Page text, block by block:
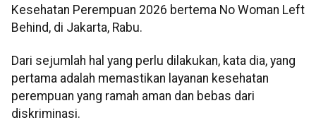
Kesehatan Perempuan 2026 bertema No Woman Left
Behind, di Jakarta, Rabu.
Dari sejumlah hal yang perlu dilakukan, kata dia, yang
pertama adalah memastikan layanan kesehatan
perempuan yang ramah aman dan bebas dari
diskriminasi.